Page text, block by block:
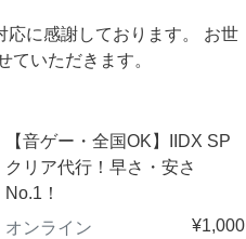
応に感謝しております。 お世
ていただきます。
【音ゲー・全国OK】IIDX SP
クリア代行！早さ・安さ
No.1！
オンライン
¥1,000